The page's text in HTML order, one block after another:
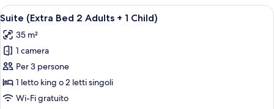
Apri
tutte
le
foto
per
Suite
(Extra
Una moderna camera d'albergo
5
Suite (Extra Bed 2 Adults + 1 Child)
35 m²
1 camera
Per 3 persone
1 letto king o 2 letti singoli
Wi-Fi gratuito